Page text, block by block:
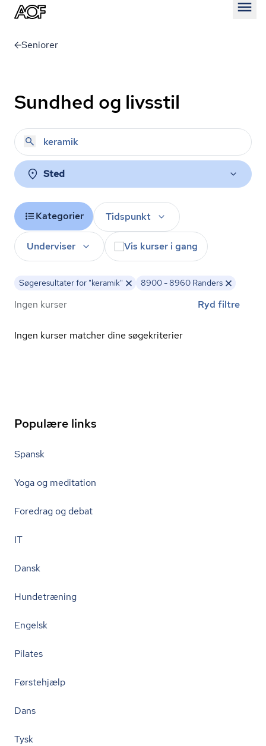
Seniorer
Sundhed og livsstil
Sted
Kategorier Tidspunkt
Underviser Vis kurser i gang
Søgeresultater for "keramik" 8900 - 8960 Randers
Ingen kurser Ryd filtre
Ingen kurser matcher dine søgekriterier
Populære links
Spansk
Yoga og meditation
Foredrag og debat
IT
Dansk
Hundetræning
Engelsk
Pilates
Førstehjælp
Dans
Tysk